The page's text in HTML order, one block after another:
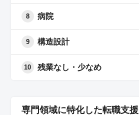
8 病院
9 構造設計
10 残業なし・少なめ
専門領域に特化した転職支援